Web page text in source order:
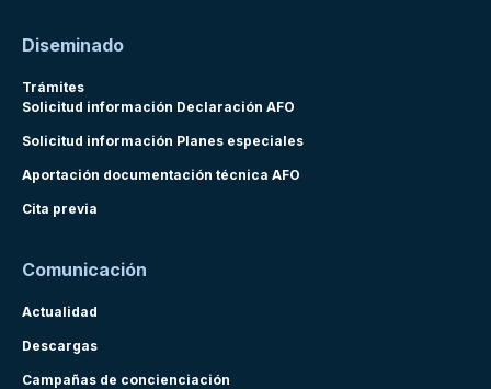
Diseminado
Trámites
Solicitud información Declaración AFO
Solicitud información Planes especiales
Aportación documentación técnica AFO
Cita previa
Comunicación
Actualidad
Descargas
Campañas de concienciación